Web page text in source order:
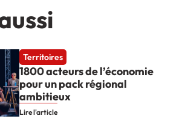
Territoires
1800 acteurs de l’économie
pour un pack régional
ambitieux
Lire l'article